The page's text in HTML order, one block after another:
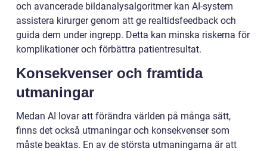
och avancerade bildanalysalgoritmer kan AI-system
assistera kirurger genom att ge realtidsfeedback och
guida dem under ingrepp. Detta kan minska riskerna för
komplikationer och förbättra patientresultat.
Konsekvenser och framtida
utmaningar
Medan AI lovar att förändra världen på många sätt,
finns det också utmaningar och konsekvenser som
måste beaktas. En av de största utmaningarna är att